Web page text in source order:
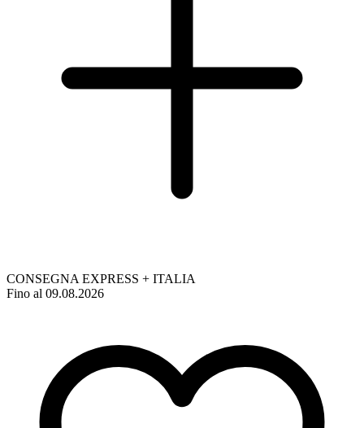
CONSEGNA EXPRESS + ITALIA
Fino al 09.08.2026